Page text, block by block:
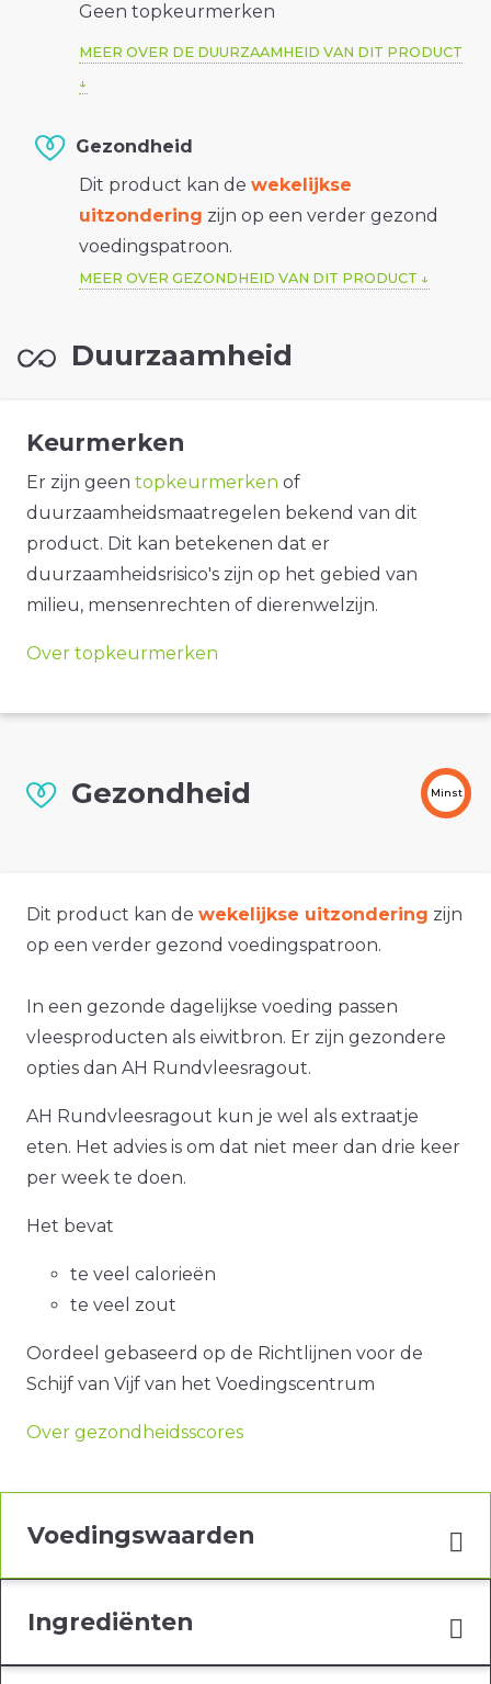
Geen topkeurmerken
MEER OVER DE DUURZAAMHEID VAN DIT PRODUCT
Gezondheid
Dit product kan de wekelijkse
uitzondering zijn op een verder gezond
voedingspatroon.
MEER OVER GEZONDHEID VAN DIT PRODUCT
Duurzaamheid
Keurmerken
Er zijn geen topkeurmerken of
duurzaamheidsmaatregelen bekend van dit
product. Dit kan betekenen dat er
duurzaamheidsrisico's zijn op het gebied van
milieu, mensenrechten of dierenwelzijn.
Over topkeurmerken
Gezondheid Minst
Dit product kan de wekelijkse uitzondering zijn
op een verder gezond voedingspatroon.
In een gezonde dagelijkse voeding passen
vleesproducten als eiwitbron. Er zijn gezondere
opties dan AH Rundvleesragout.
AH Rundvleesragout kun je wel als extraatje
eten. Het advies is om dat niet meer dan drie keer
per week te doen.
Het bevat
te veel calorieën
te veel zout
Oordeel gebaseerd op de Richtlijnen voor de
Schijf van Vijf van het Voedingscentrum
Over gezondheidsscores
Voedingswaarden
Ingrediënten